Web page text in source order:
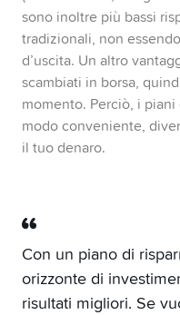
sono inoltre più bassi
tradizionali, non
d’uscita. Un altro
scambiati in borsa,
momento. Perciò, i
modo conveniente,
il tuo denaro.
Con un piano di
orizzonte di
risultati migliori. Se